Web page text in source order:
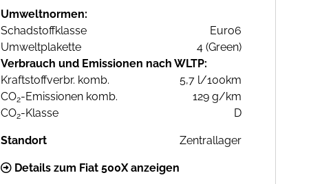
Umweltnormen:
Schadstoffklasse
Euro6
Umweltplakette
4 (Green)
Verbrauch und Emissionen nach WLTP:
Kraftstoffverbr. komb.
5,7 l/100km
CO2-Emissionen komb.
129 g/km
CO2-Klasse D
Standort Zentrallager
Details zum Fiat 500X anzeigen